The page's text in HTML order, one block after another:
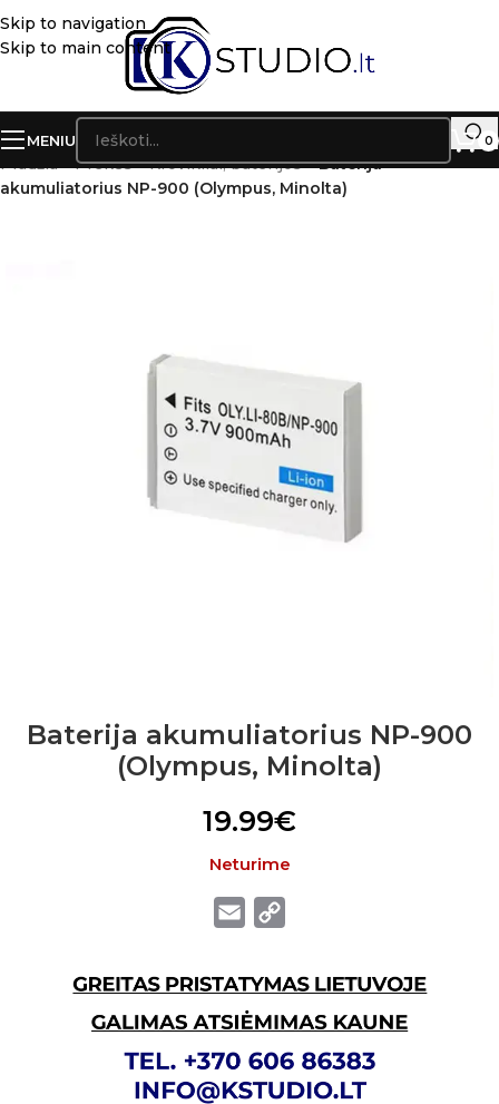
Skip to navigation
Skip to main content
MENIU 0
Pradžia»Prekės»Krovikliai, baterijos»Baterija
akumuliatorius NP-900 (Olympus, Minolta)
Baterija akumuliatorius NP-900
(Olympus, Minolta)
19.99€
Neturime
Email